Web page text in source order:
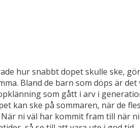
hur snabbt dopet skulle ske,
Bland de barn som döps är
som gått i arv i
kan ske på sommaren, när de
ni väl har kommit fram till när